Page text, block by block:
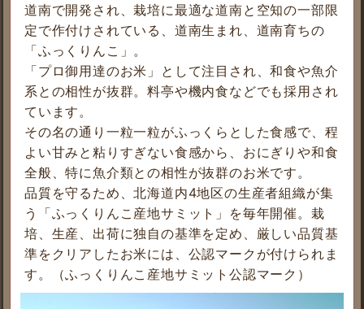
道南で開発され、栽培に最適な道南と空知の一部限
定で作付けされている、道南生まれ、道南育ちの
「ふっくりんこ」。
「プロ御用達のお米」として注目され、和食や魚介
系との相性が抜群。料亭や機内食などでも採用され
ています。
その名の通り一粒一粒がふっくらとした食感で、程
よい甘みと粘りすぎない食感から、おにぎりや和食
全般、特に魚介類との相性が抜群のお米です。
品質を守るため、北海道内4地区の生産者組織が集
う「ふっくりんこ産地サミット」を毎年開催。栽
培、生産、出荷に独自の基準を定め、厳しい品質基
準をクリアしたお米には、公認マークが付けられま
す。（ふっくりんこ産地サミット公認マーク）